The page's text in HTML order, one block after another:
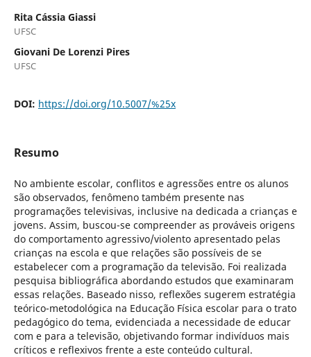
Rita Cássia Giassi
UFSC
Giovani De Lorenzi Pires
UFSC
DOI: https://doi.org/10.5007/%25x
Resumo
No ambiente escolar, conflitos e agressões entre os alunos
são observados, fenômeno também presente nas
programações televisivas, inclusive na dedicada a crianças e
jovens. Assim, buscou-se compreender as prováveis origens
do comportamento agressivo/violento apresentado pelas
crianças na escola e que relações são possíveis de se
estabelecer com a programação da televisão. Foi realizada
pesquisa bibliográfica abordando estudos que examinaram
essas relações. Baseado nisso, reflexões sugerem estratégia
teórico-metodológica na Educação Física escolar para o trato
pedagógico do tema, evidenciada a necessidade de educar
com e para a televisão, objetivando formar indivíduos mais
críticos e reflexivos frente a este conteúdo cultural.